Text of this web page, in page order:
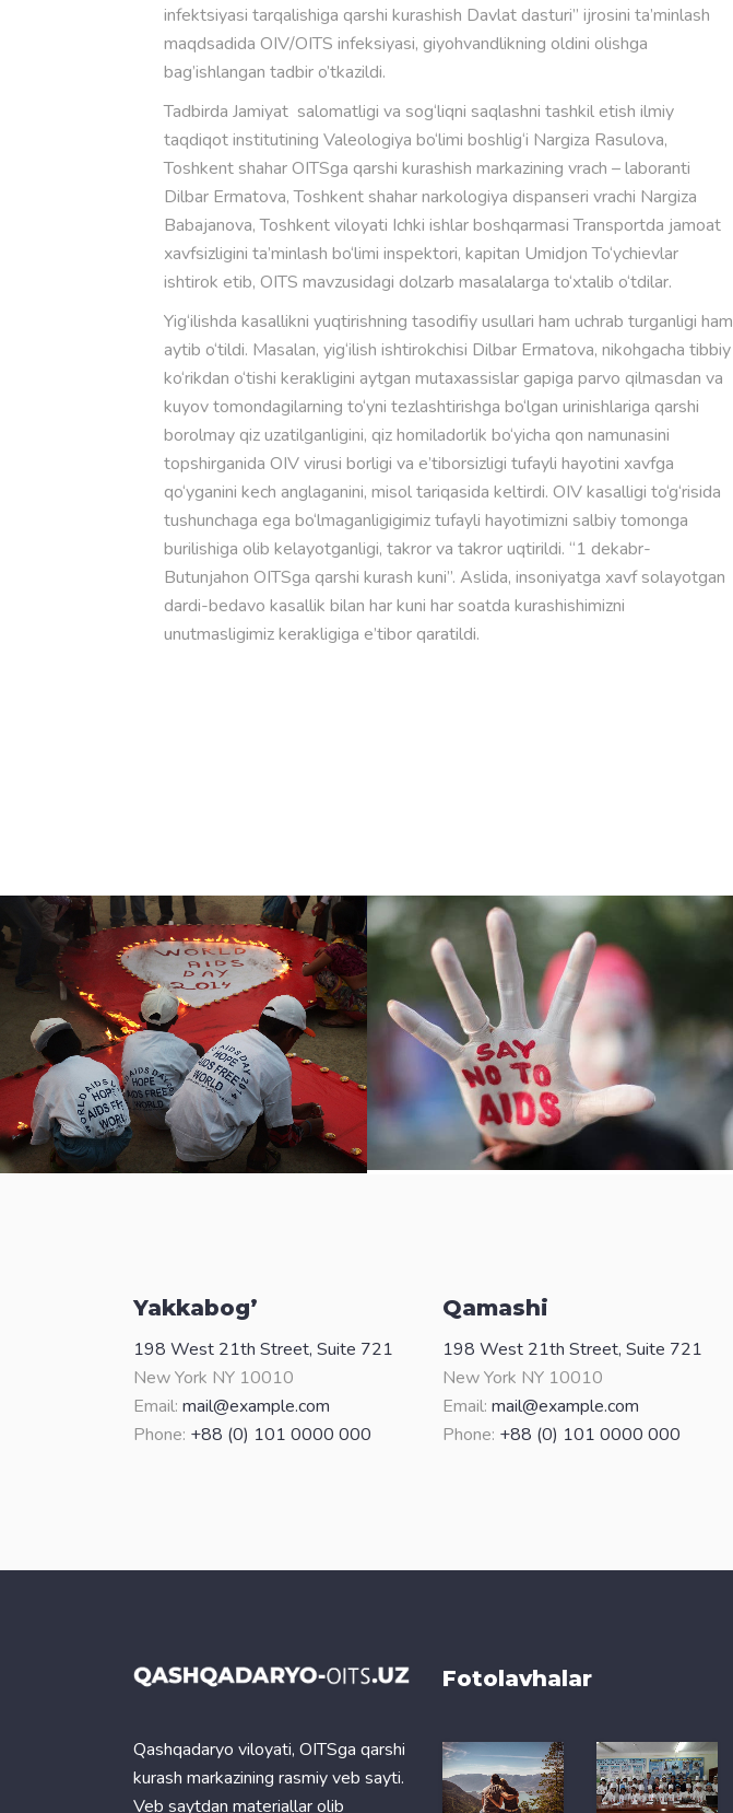
infektsiyasi tarqalishiga qarshi kurashish Davlat dasturi” ijrosini ta’minlash
maqdsadida OIV/OITS infeksiyasi, giyohvandlikning oldini olishga
bag’ishlangan tadbir o’tkazildi.
Tadbirda Jamiyat salomatligi va sog‘liqni saqlashni tashkil etish ilmiy
taqdiqot institutining Valeologiya bo‘limi boshlig‘i Nargiza Rasulova,
Toshkent shahar OITSga qarshi kurashish markazining vrach – laboranti
Dilbar Ermatova, Toshkent shahar narkologiya dispanseri vrachi Nargiza
Babajanova, Toshkent viloyati Ichki ishlar boshqarmasi Transportda jamoat
xavfsizligini ta’minlash bo‘limi inspektori, kapitan Umidjon To‘ychievlar
ishtirok etib, OITS mavzusidagi dolzarb masalalarga to‘xtalib o‘tdilar.
Yig‘ilishda kasallikni yuqtirishning tasodifiy usullari ham uchrab turganligi ham
aytib o‘tildi. Masalan, yig‘ilish ishtirokchisi Dilbar Ermatova, nikohgacha tibbiy
ko‘rikdan o‘tishi kerakligini aytgan mutaxassislar gapiga parvo qilmasdan va
kuyov tomondagilarning to‘yni tezlashtirishga bo‘lgan urinishlariga qarshi
borolmay qiz uzatilganligini, qiz homiladorlik bo‘yicha qon namunasini
topshirganida OIV virusi borligi va e’tiborsizligi tufayli hayotini xavfga
qo‘yganini kech anglaganini, misol tariqasida keltirdi. OIV kasalligi to‘g‘risida
tushunchaga ega bo‘lmaganligigimiz tufayli hayotimizni salbiy tomonga
burilishiga olib kelayotganligi, takror va takror uqtirildi. “1 dekabr-
Butunjahon OITSga qarshi kurash kuni”. Aslida, insoniyatga xavf solayotgan
dardi-bedavo kasallik bilan har kuni har soatda kurashishimizni
unutmasligimiz kerakligiga e’tibor qaratildi.
Yakkabog’
198 West 21th Street, Suite 721
New York NY 10010
Email: mail@example.com
Phone: +88 (0) 101 0000 000
Qamashi
198 West 21th Street, Suite 721
New York NY 10010
Email: mail@example.com
Phone: +88 (0) 101 0000 000
Qashqadaryo viloyati, OITSga qarshi
kurash markazining rasmiy veb sayti.
Veb saytdan materiallar olib
Fotolavhalar